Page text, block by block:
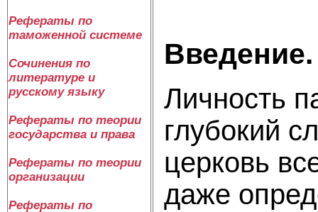
Рефераты по
таможенной системе
Сочинения по
литературе и
русскому языку
Рефераты по теории
государства и права
Рефераты по теории
организации
Рефераты по
Введение.
Личность
глубокий
церковь
даже